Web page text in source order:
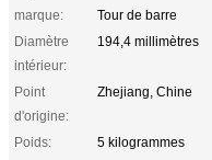
marque:
Tour de barre
Diamètre
intérieur:
194,4 millimètres
Point
d'origine:
Zhejiang, Chine
Poids:
5 kilogrammes